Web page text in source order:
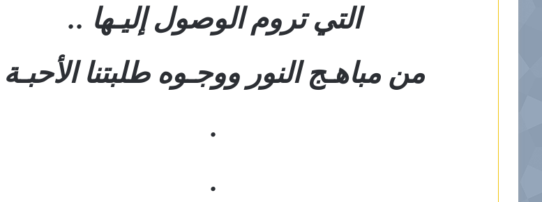
التي تروم الوصول إليـها ..
من مباهـج النور ووجـوه طلبتنا الأحبـة
.
.